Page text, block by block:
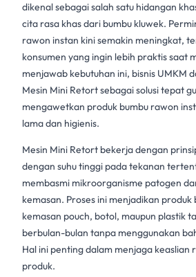
dikenal sebagai salah satu hidangan
cita rasa khas dari bumbu kluwek.
rawon instan kini semakin meningkat,
konsumen yang ingin lebih praktis saat
menjawab kebutuhan ini, bisnis UMKM
Mesin Mini Retortsebagai solusi tepat
mengawetkan produk bumbu rawon
lama dan higienis.
Mesin Mini Retort bekerja dengan
dengan suhu tinggi pada tekanan
membasmi mikroorganisme patogen
kemasan. Proses ini menjadikan produk
kemasan pouch, botol, maupun plastik
berbulan-bulan tanpa menggunakan
Hal ini penting dalam menjaga keaslian
produk.